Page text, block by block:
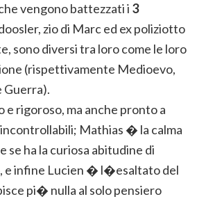
vengono battezzati i 3
zio di Marc ed ex poliziotto
sono diversi tra loro come le loro
(rispettivamente Medioevo,
Guerra).
rigoroso, ma anche pronto a
Mathias � la calma
se ha la curiosa abitudine di
e infine Lucien � l�esaltato del
pi� nulla al solo pensiero